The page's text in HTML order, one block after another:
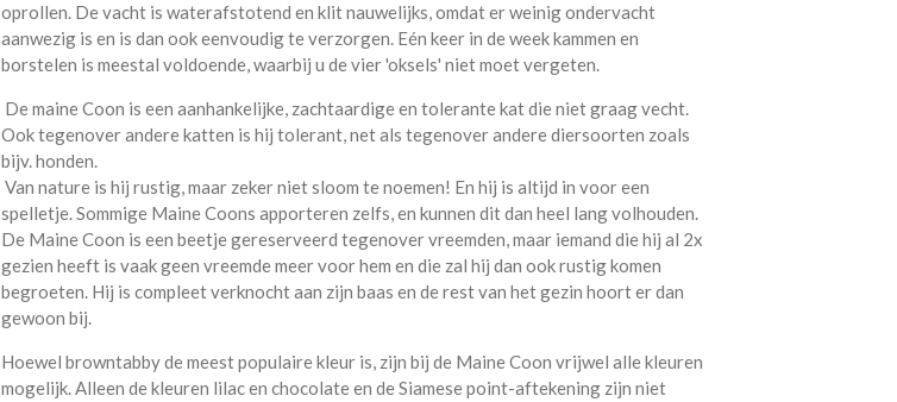
oprollen. De vacht is waterafstotend en klit nauwelijks, omdat er weinig ondervacht
aanwezig is en is dan ook eenvoudig te verzorgen. Eén keer in de week kammen en
borstelen is meestal voldoende, waarbij u de vier 'oksels' niet moet vergeten.
De maine Coon is een aanhankelijke, zachtaardige en tolerante kat die niet graag vecht.
Ook tegenover andere katten is hij tolerant, net als tegenover andere diersoorten zoals
bijv. honden.
Van nature is hij rustig, maar zeker niet sloom te noemen! En hij is altijd in voor een
spelletje. Sommige Maine Coons apporteren zelfs, en kunnen dit dan heel lang volhouden.
De Maine Coon is een beetje gereserveerd tegenover vreemden, maar iemand die hij al 2x
gezien heeft is vaak geen vreemde meer voor hem en die zal hij dan ook rustig komen
begroeten. Hij is compleet verknocht aan zijn baas en de rest van het gezin hoort er dan
gewoon bij.
Hoewel browntabby de meest populaire kleur is, zijn bij de Maine Coon vrijwel alle kleuren
mogelijk. Alleen de kleuren lilac en chocolate en de Siamese point-aftekening zijn niet